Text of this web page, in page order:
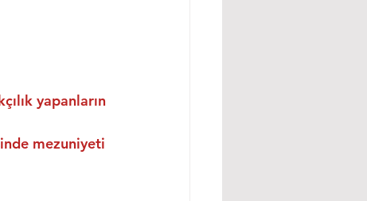
yapanların
mezuniyeti